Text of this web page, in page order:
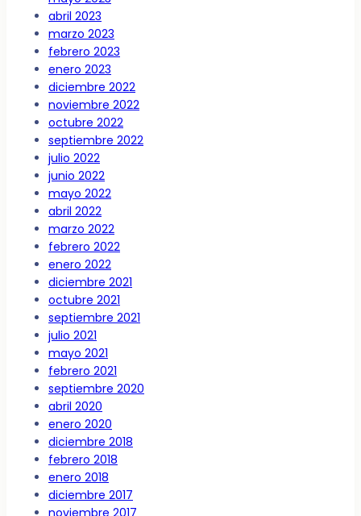
abril 2023
marzo 2023
febrero 2023
enero 2023
diciembre 2022
noviembre 2022
octubre 2022
septiembre 2022
julio 2022
junio 2022
mayo 2022
abril 2022
marzo 2022
febrero 2022
enero 2022
diciembre 2021
octubre 2021
septiembre 2021
julio 2021
mayo 2021
febrero 2021
septiembre 2020
abril 2020
enero 2020
diciembre 2018
febrero 2018
enero 2018
diciembre 2017
noviembre 2017